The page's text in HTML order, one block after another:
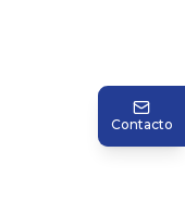
Contacto